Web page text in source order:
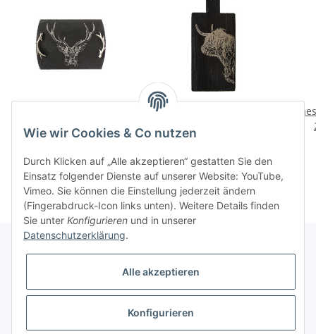
mittel - Hirsch
54,00 CHF*
Servierbrett Schiefer
39,90 CHF
Gesetzliche Informationen
Wie wir Cookies & Co nutzen
Durch Klicken auf „Alle akzeptieren“ gestatten Sie den
Einsatz folgender Dienste auf unserer Website: YouTube,
Vimeo. Sie können die Einstellung jederzeit ändern
(Fingerabdruck-Icon links unten). Weitere Details finden
Sie unter Konfigurieren und in unserer
Datenschutzerklärung.
Alle akzeptieren
Konfigurieren